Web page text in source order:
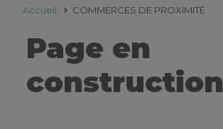
Accueil COMMERCES DE PROXIMITÉ
Page en
construction